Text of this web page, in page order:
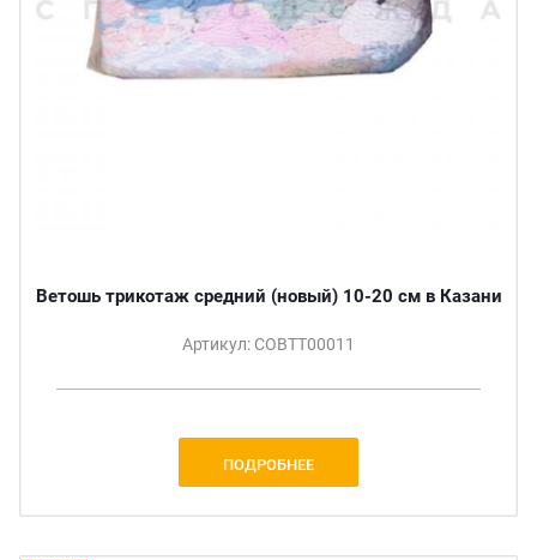
Ветошь трикотаж средний (новый) 10-20 см в Казани
Артикул: СОВТТ00011
ПОДРОБНЕЕ